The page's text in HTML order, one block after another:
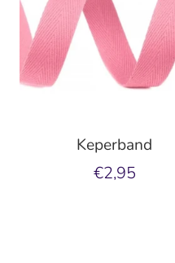
Keperband
€2,95